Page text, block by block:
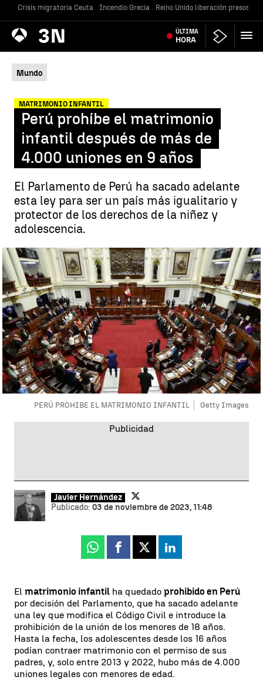
Crisis migratoria Ceuta Incendio Grecia Reino Unido liberación presos
Antena
3 Noticias ÚLTIMA
HORA
Mundo
MATRIMONIO INFANTIL
Perú prohíbe el matrimonio
infantil después de más de
4.000 uniones en 9 años
El Parlamento de Perú ha sacado adelante
esta ley para ser un país más igualitario y
protector de los derechos de la niñez y
adolescencia.
PERÚ PROHIBE EL MATRIMONIO INFANTIL Getty Images
Javier Hernández
Publicado: 03 de noviembre de 2023, 11:48
Whatsapp
Facebook
X Linkedin
El matrimonio infantil ha quedado prohibido en Perú
por decisión del Parlamento, que ha sacado adelante
una ley que modifica el Código Civil e introduce la
prohibición de la unión de los menores de 18 años.
Hasta la fecha, los adolescentes desde los 16 años
podían contraer matrimonio con el permiso de sus
padres, y, solo entre 2013 y 2022, hubo más de 4.000
uniones legales con menores de edad.